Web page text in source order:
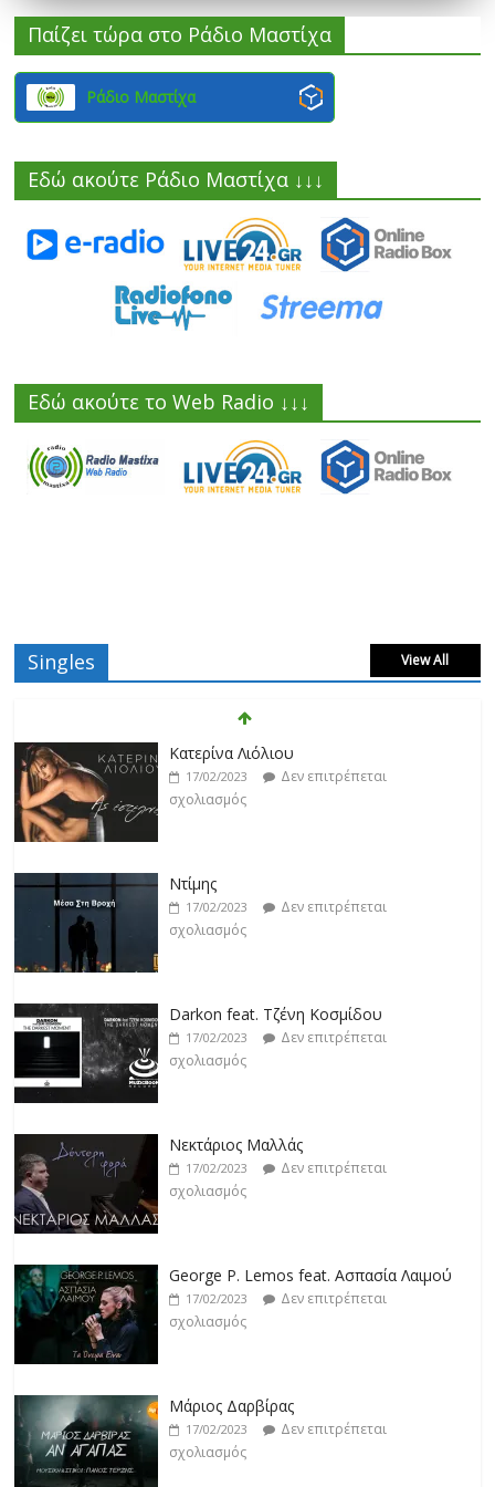
Παίζει τώρα στο Ράδιο Μαστίχα
Ράδιο Μαστίχα
Εδώ ακούτε Ράδιο Μαστίχα ↓↓↓
Εδώ ακούτε το Web Radio ↓↓↓
Singles View All
Κατερίνα Λιόλιου
17/02/2023
Δεν επιτρέπεται
σχολιασμός
Ντίμης
17/02/2023
Δεν επιτρέπεται
σχολιασμός
Darkon feat. Τζένη Κοσμίδου
17/02/2023
Δεν επιτρέπεται
σχολιασμός
Νεκτάριος Μαλλάς
17/02/2023
Δεν επιτρέπεται
σχολιασμός
George P. Lemos feat. Ασπασία Λαιμού
17/02/2023
Δεν επιτρέπεται
σχολιασμός
Μάριος Δαρβίρας
17/02/2023
Δεν επιτρέπεται
σχολιασμός